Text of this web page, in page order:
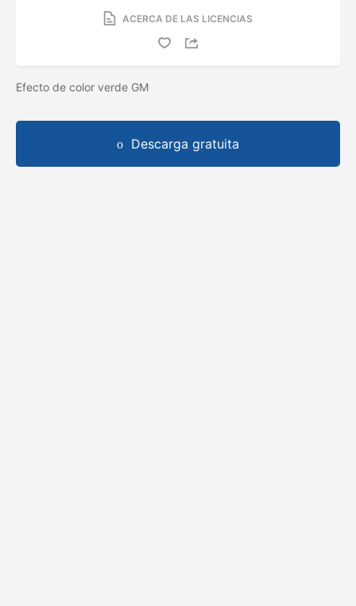
ACERCA DE LAS LICENCIAS
Efecto de color verde GM
Descarga gratuita